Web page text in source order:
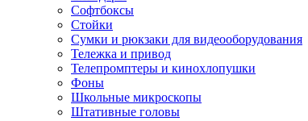
Софтбоксы
Стойки
Сумки и рюкзаки для видеооборудования
Тележка и привод
Телепромптеры и кинохлопушки
Фоны
Школьные микроскопы
Штативные головы